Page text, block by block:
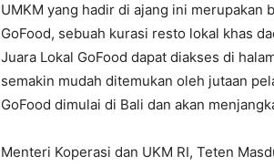
UMKM yang hadir di ajang ini merupakan
GoFood, sebuah kurasi resto lokal khas
Juara Lokal GoFood dapat diakses di
semakin mudah ditemukan oleh jutaan
GoFood dimulai di Bali dan akan
Menteri Koperasi dan UKM RI, Teten